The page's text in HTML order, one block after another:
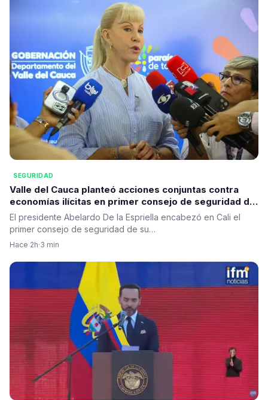
SEGURIDAD
Valle del Cauca planteó acciones conjuntas contra
economías ilícitas en primer consejo de seguridad del
presidente De la Espriella
El presidente Abelardo De la Espriella encabezó en Cali el
primer consejo de seguridad de su…
Hace 2h·3 min